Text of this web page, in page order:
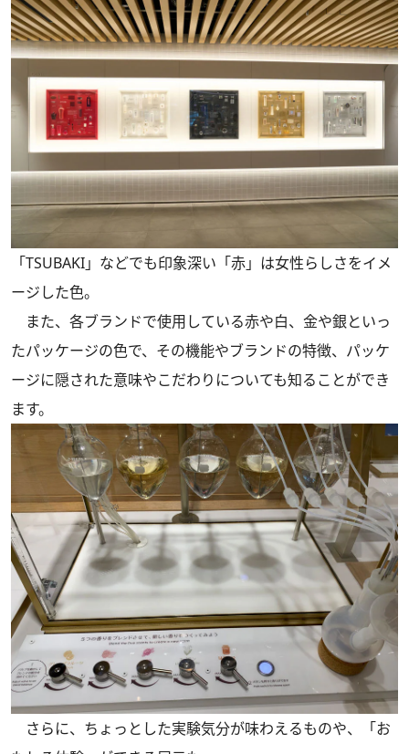
「TSUBAKI」などでも印象深い「赤」は女性らしさをイメ
ージした色。
また、各ブランドで使用している赤や白、金や銀といっ
たパッケージの色で、その機能やブランドの特徴、パッケ
ージに隠された意味やこだわりについても知ることができ
ます。
さらに、ちょっとした実験気分が味わえるものや、「お